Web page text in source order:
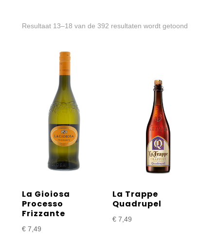
Resultaat 13–18 van de 392 resultaten wordt getoond
La Gioiosa
Processo
Frizzante
€7,49
La Trappe
Quadrupel
€ 7,49